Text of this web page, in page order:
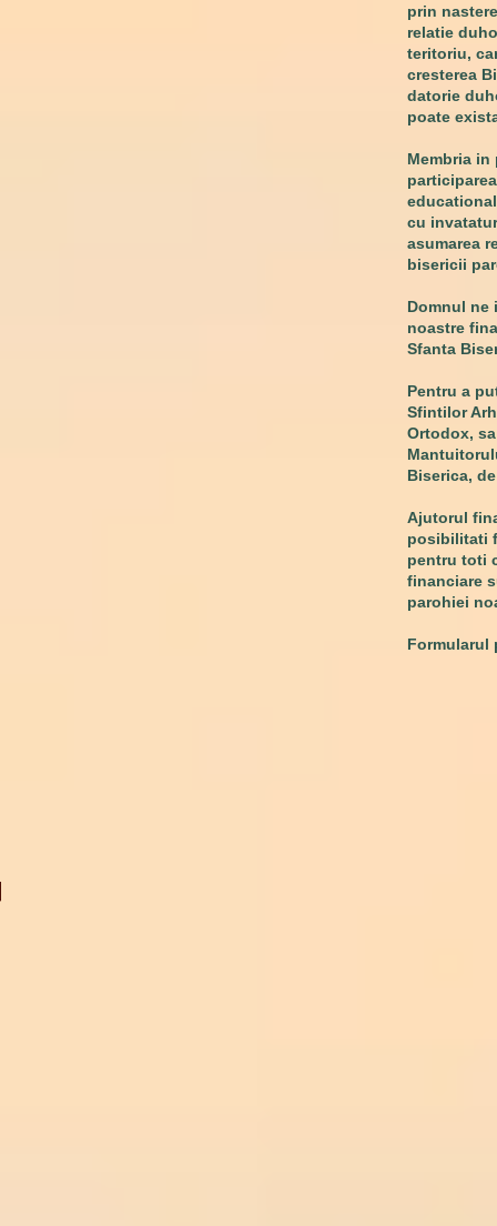
prin
relatie
teritoriu,
cresterea
datorie
poate
Membria in
cu
asumarea
bisericii
Domnul ne
noastre
Sfanta
Pentru a
Sfintilor
Ortodox,
Biserica,
Ajutorul
posibilitati
pentru toti
financiare
parohiei
Formularul